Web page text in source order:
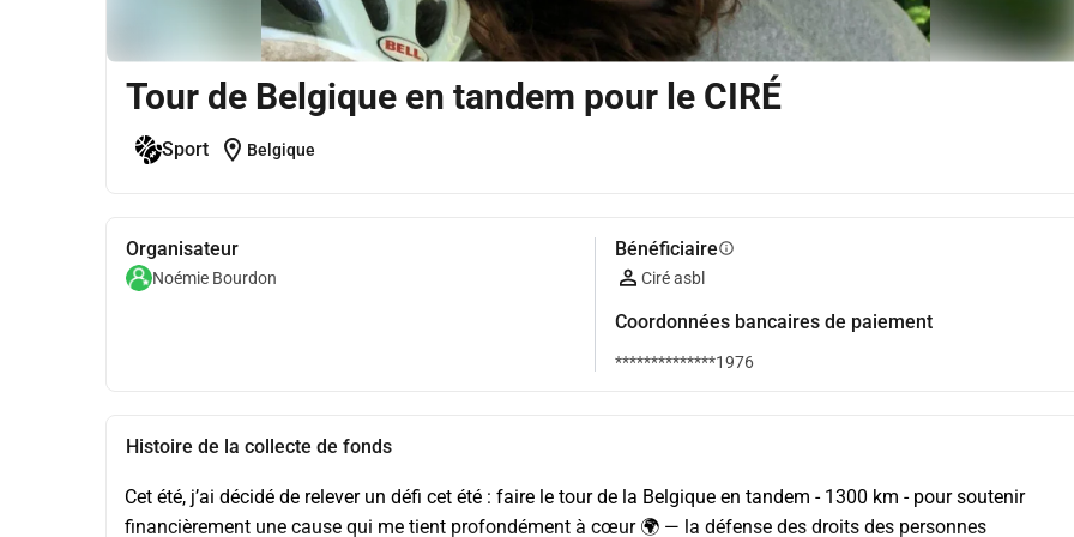
Tour de Belgique en tandem pour le CIRÉ
Sport location_on Belgique
Organisateur
Noémie Bourdon
Bénéficiaireinfo
Ciré asbl
Coordonnées bancaires de paiement
**************1976
Histoire de la collecte de fonds
Cet été, j’ai décidé de relever un défi cet été : faire le tour de la Belgique en tandem - 1300 km - pour soutenir
financièrement une cause qui me tient profondément à cœur 🌍 — la défense des droits des personnes